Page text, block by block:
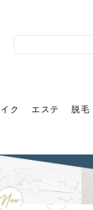
イク エステ 脱毛